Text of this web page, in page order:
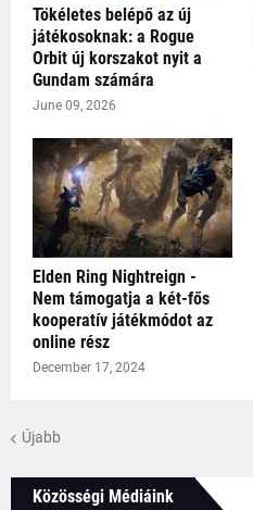
Tökéletes belépő az új
játékosoknak: a Rogue
Orbit új korszakot nyit a
Gundam számára
June 09, 2026
Elden Ring Nightreign -
Nem támogatja a két-fős
kooperatív játékmódot az
online rész
December 17, 2024
Újabb
Közösségi Médiáink